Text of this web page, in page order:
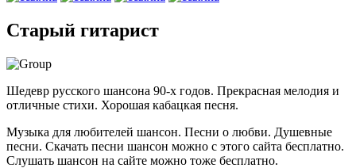
Старый гитарист
Шедевр русского шансона 90-х годов. Прекрасная мелодия и
отличные стихи. Хорошая кабацкая песня.
Музыка для любителей шансон. Песни о любви. Душевные
песни. Скачать песни шансон можно с этого сайта бесплатно.
Слушать шансон на сайте можно тоже бесплатно.